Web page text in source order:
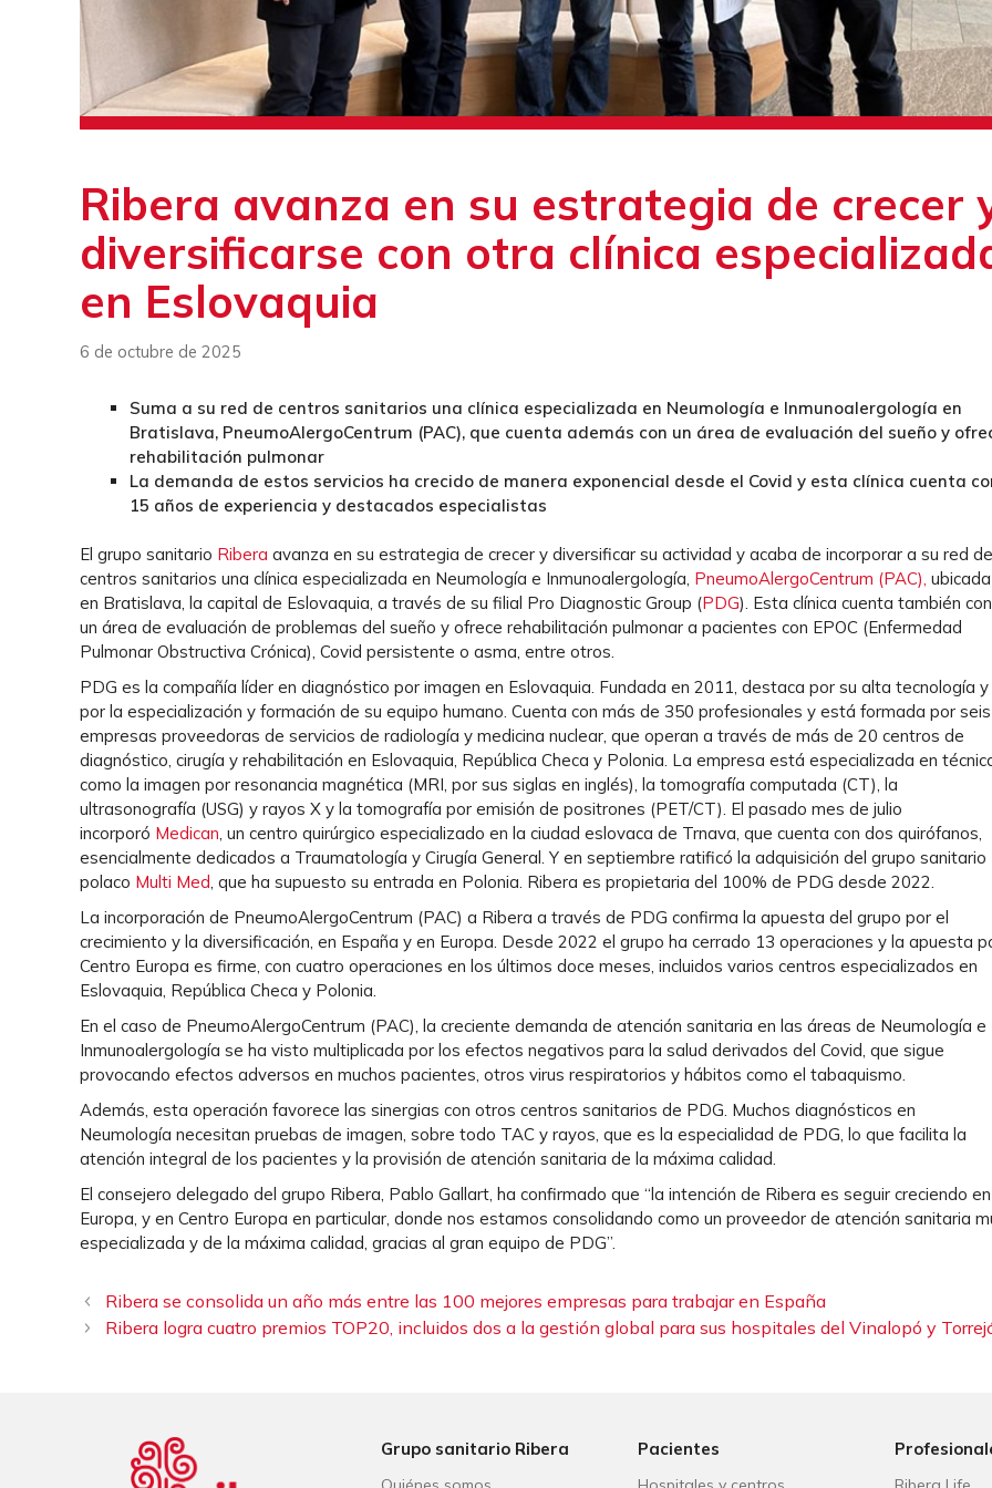
Ribera avanza en su estrategia de crecer
diversificarse con otra clínica
en Eslovaquia
6 de octubre de 2025
Suma a su red de centros sanitarios una clínica especializada en Neumología e Inmunoalergología en
Bratislava, PneumoAlergoCentrum (PAC), que cuenta además con un área de evaluación del sueño y
rehabilitación pulmonar
La demanda de estos servicios ha crecido de manera exponencial desde el Covid y esta clínica cuenta
15 años de experiencia y destacados especialistas
El grupo sanitario Ribera avanza en su estrategia de crecer y diversificar su actividad y acaba de incorporar a su red de
centros sanitarios una clínica especializada en Neumología e Inmunoalergología, PneumoAlergoCentrum (PAC), ubicada
en Bratislava, la capital de Eslovaquia, a través de su filial Pro Diagnostic Group (PDG). Esta clínica cuenta también con
un área de evaluación de problemas del sueño y ofrece rehabilitación pulmonar a pacientes con EPOC (Enfermedad
Pulmonar Obstructiva Crónica), Covid persistente o asma, entre otros.
PDG es la compañía líder en diagnóstico por imagen en Eslovaquia. Fundada en 2011, destaca por su alta tecnología y
por la especialización y formación de su equipo humano. Cuenta con más de 350 profesionales y está formada por seis
empresas proveedoras de servicios de radiología y medicina nuclear, que operan a través de más de 20 centros de
diagnóstico, cirugía y rehabilitación en Eslovaquia, República Checa y Polonia. La empresa está especializada en
como la imagen por resonancia magnética (MRI, por sus siglas en inglés), la tomografía computada (CT), la
ultrasonografía (USG) y rayos X y la tomografía por emisión de positrones (PET/CT). El pasado mes de julio
incorporó Medican, un centro quirúrgico especializado en la ciudad eslovaca de Trnava, que cuenta con dos quirófanos,
esencialmente dedicados a Traumatología y Cirugía General. Y en septiembre ratificó la adquisición del grupo sanitario
polaco Multi Med, que ha supuesto su entrada en Polonia. Ribera es propietaria del 100% de PDG desde 2022.
La incorporación de PneumoAlergoCentrum (PAC) a Ribera a través de PDG confirma la apuesta del grupo por el
crecimiento y la diversificación, en España y en Europa. Desde 2022 el grupo ha cerrado 13 operaciones y la apuesta
Centro Europa es firme, con cuatro operaciones en los últimos doce meses, incluidos varios centros especializados en
Eslovaquia, República Checa y Polonia.
En el caso de PneumoAlergoCentrum (PAC), la creciente demanda de atención sanitaria en las áreas de Neumología e
Inmunoalergología se ha visto multiplicada por los efectos negativos para la salud derivados del Covid, que sigue
provocando efectos adversos en muchos pacientes, otros virus respiratorios y hábitos como el tabaquismo.
Además, esta operación favorece las sinergias con otros centros sanitarios de PDG. Muchos diagnósticos en
Neumología necesitan pruebas de imagen, sobre todo TAC y rayos, que es la especialidad de PDG, lo que facilita la
atención integral de los pacientes y la provisión de atención sanitaria de la máxima calidad.
El consejero delegado del grupo Ribera, Pablo Gallart, ha confirmado que “la intención de Ribera es seguir creciendo en
Europa, y en Centro Europa en particular, donde nos estamos consolidando como un proveedor de atención sanitaria
especializada y de la máxima calidad, gracias al gran equipo de PDG”.
Ribera se consolida un año más entre las 100 mejores empresas para trabajar en España
Ribera logra cuatro premios TOP20, incluidos dos a la gestión global para sus hospitales del Vinalopó y
Grupo sanitario Ribera Pacientes